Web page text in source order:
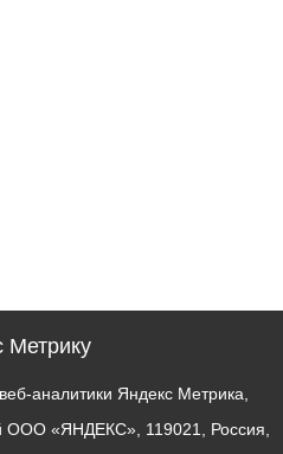
Метрику
аналитики Яндекс Метрика,
ООО «ЯНДЕКС», 119021, Россия,